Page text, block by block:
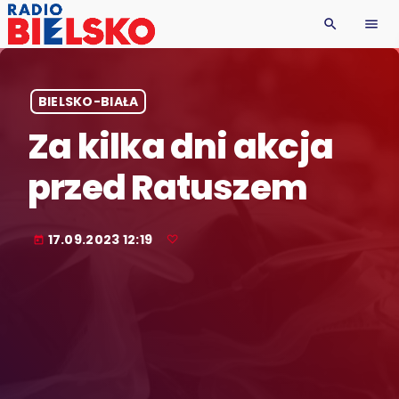
search menu
BIELSKO-BIAŁA
Za kilka dni akcja
przed Ratuszem
today 17.09.2023 12:19